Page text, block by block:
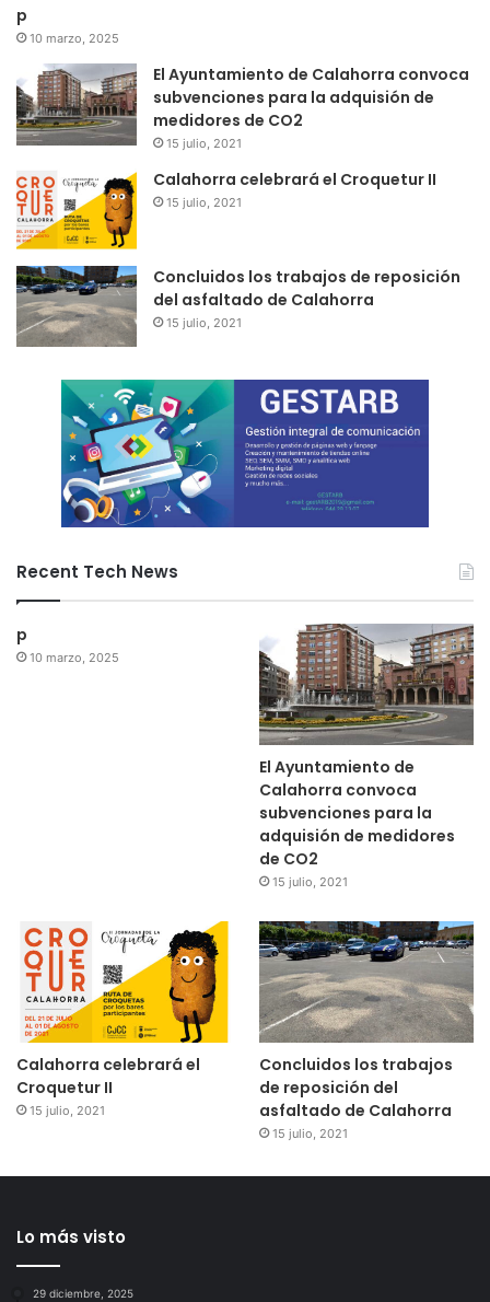
p
10 marzo, 2025
El Ayuntamiento de Calahorra convoca
subvenciones para la adquisión de
medidores de CO2
15 julio, 2021
Calahorra celebrará el Croquetur II
15 julio, 2021
Concluidos los trabajos de reposición
del asfaltado de Calahorra
15 julio, 2021
Recent Tech News
p
10 marzo, 2025
El Ayuntamiento de
Calahorra convoca
subvenciones para la
adquisión de medidores
de CO2
15 julio, 2021
Calahorra celebrará el
Croquetur II
15 julio, 2021
Concluidos los trabajos
de reposición del
asfaltado de Calahorra
15 julio, 2021
Lo más visto
29 diciembre, 2025